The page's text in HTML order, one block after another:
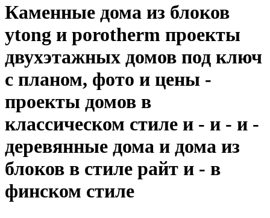
Каменные дома из блоков
ytong и porotherm проекты
двухэтажных домов под ключ
с планом, фото и цены -
проекты домов в
классическом стиле и - и - и -
деревянные дома и дома из
блоков в стиле райт и - в
финском стиле